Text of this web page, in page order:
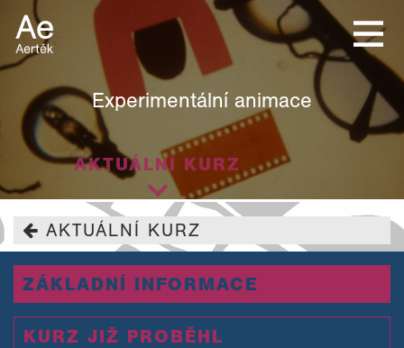
Experimentální animace
AKTUÁLNÍ KURZ
AKTUÁLNÍ KURZ
ZÁKLADNÍ INFORMACE
KURZ JIŽ PROBĚHL